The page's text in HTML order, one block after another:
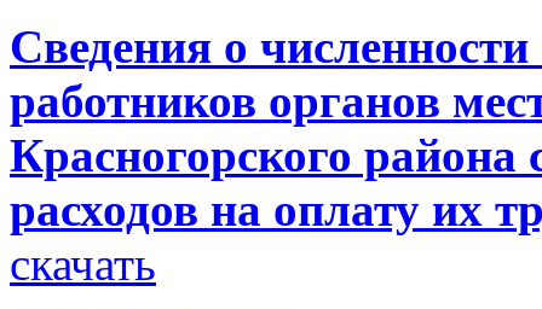
Сведения о
работников органов
Красногорского района
расходов на оплату их
скачать